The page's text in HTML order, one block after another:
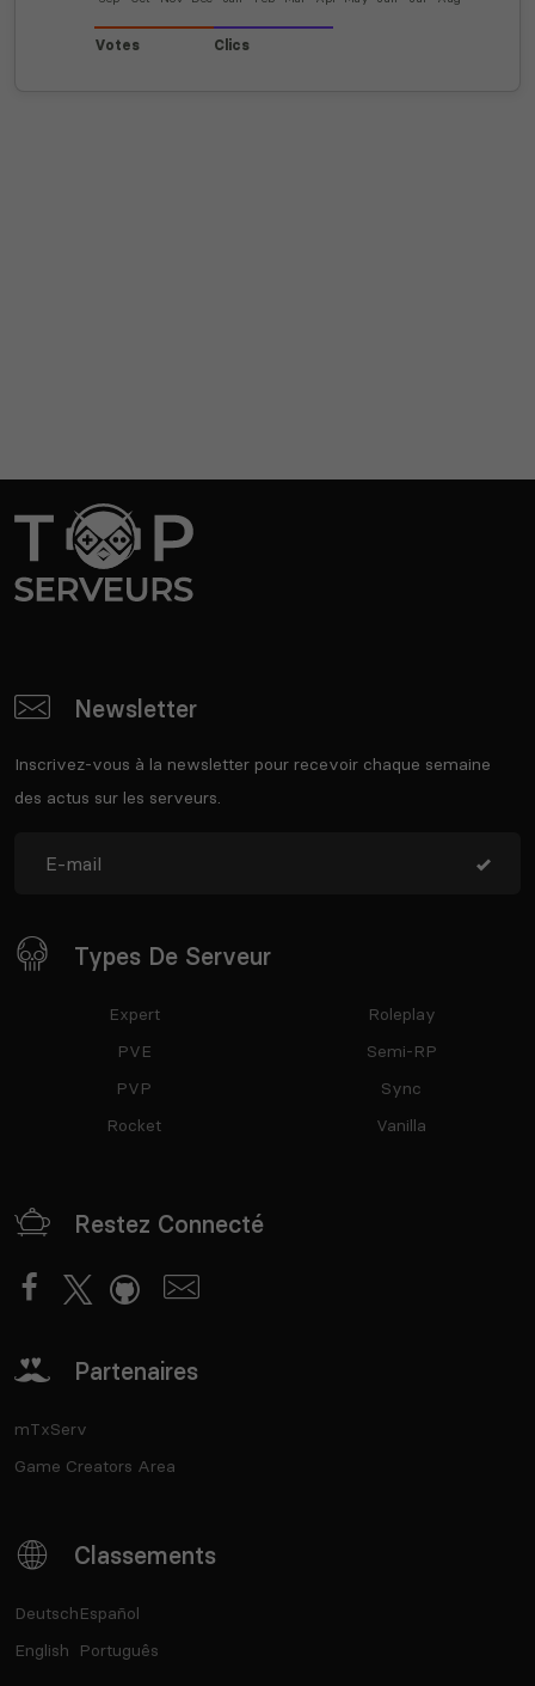
Votes Clics
Newsletter
Inscrivez-vous à la newsletter pour recevoir chaque semaine
des actus sur les serveurs.
Types De Serveur
Expert
PVE
PVP
Rocket
Roleplay
Semi-RP
Sync
Vanilla
Restez Connecté
Partenaires
mTxServ
Game Creators Area
Classements
Deutsch
English
Español
Português